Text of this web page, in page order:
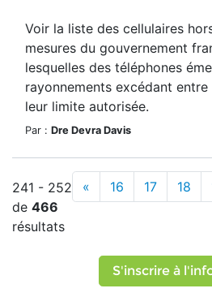
Voir la liste des cellulaires
mesures du gouvernement
lesquelles des téléphones
rayonnements excédant
leur limite autorisée.
Par : Dre Devra Davis
241 - 252
de 466
résultats
« 16 17 18
S'inscrire à